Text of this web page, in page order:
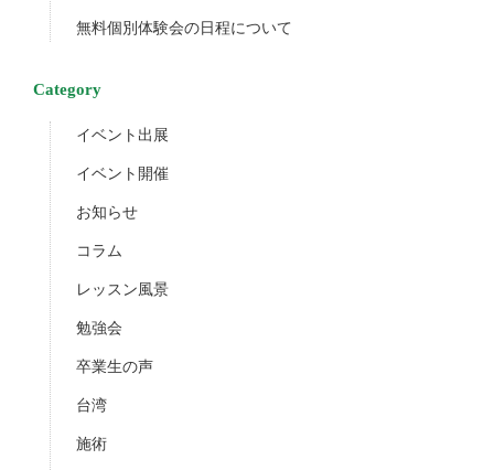
無料個別体験会の日程について
Category
イベント出展
イベント開催
お知らせ
コラム
レッスン風景
勉強会
卒業生の声
台湾
施術